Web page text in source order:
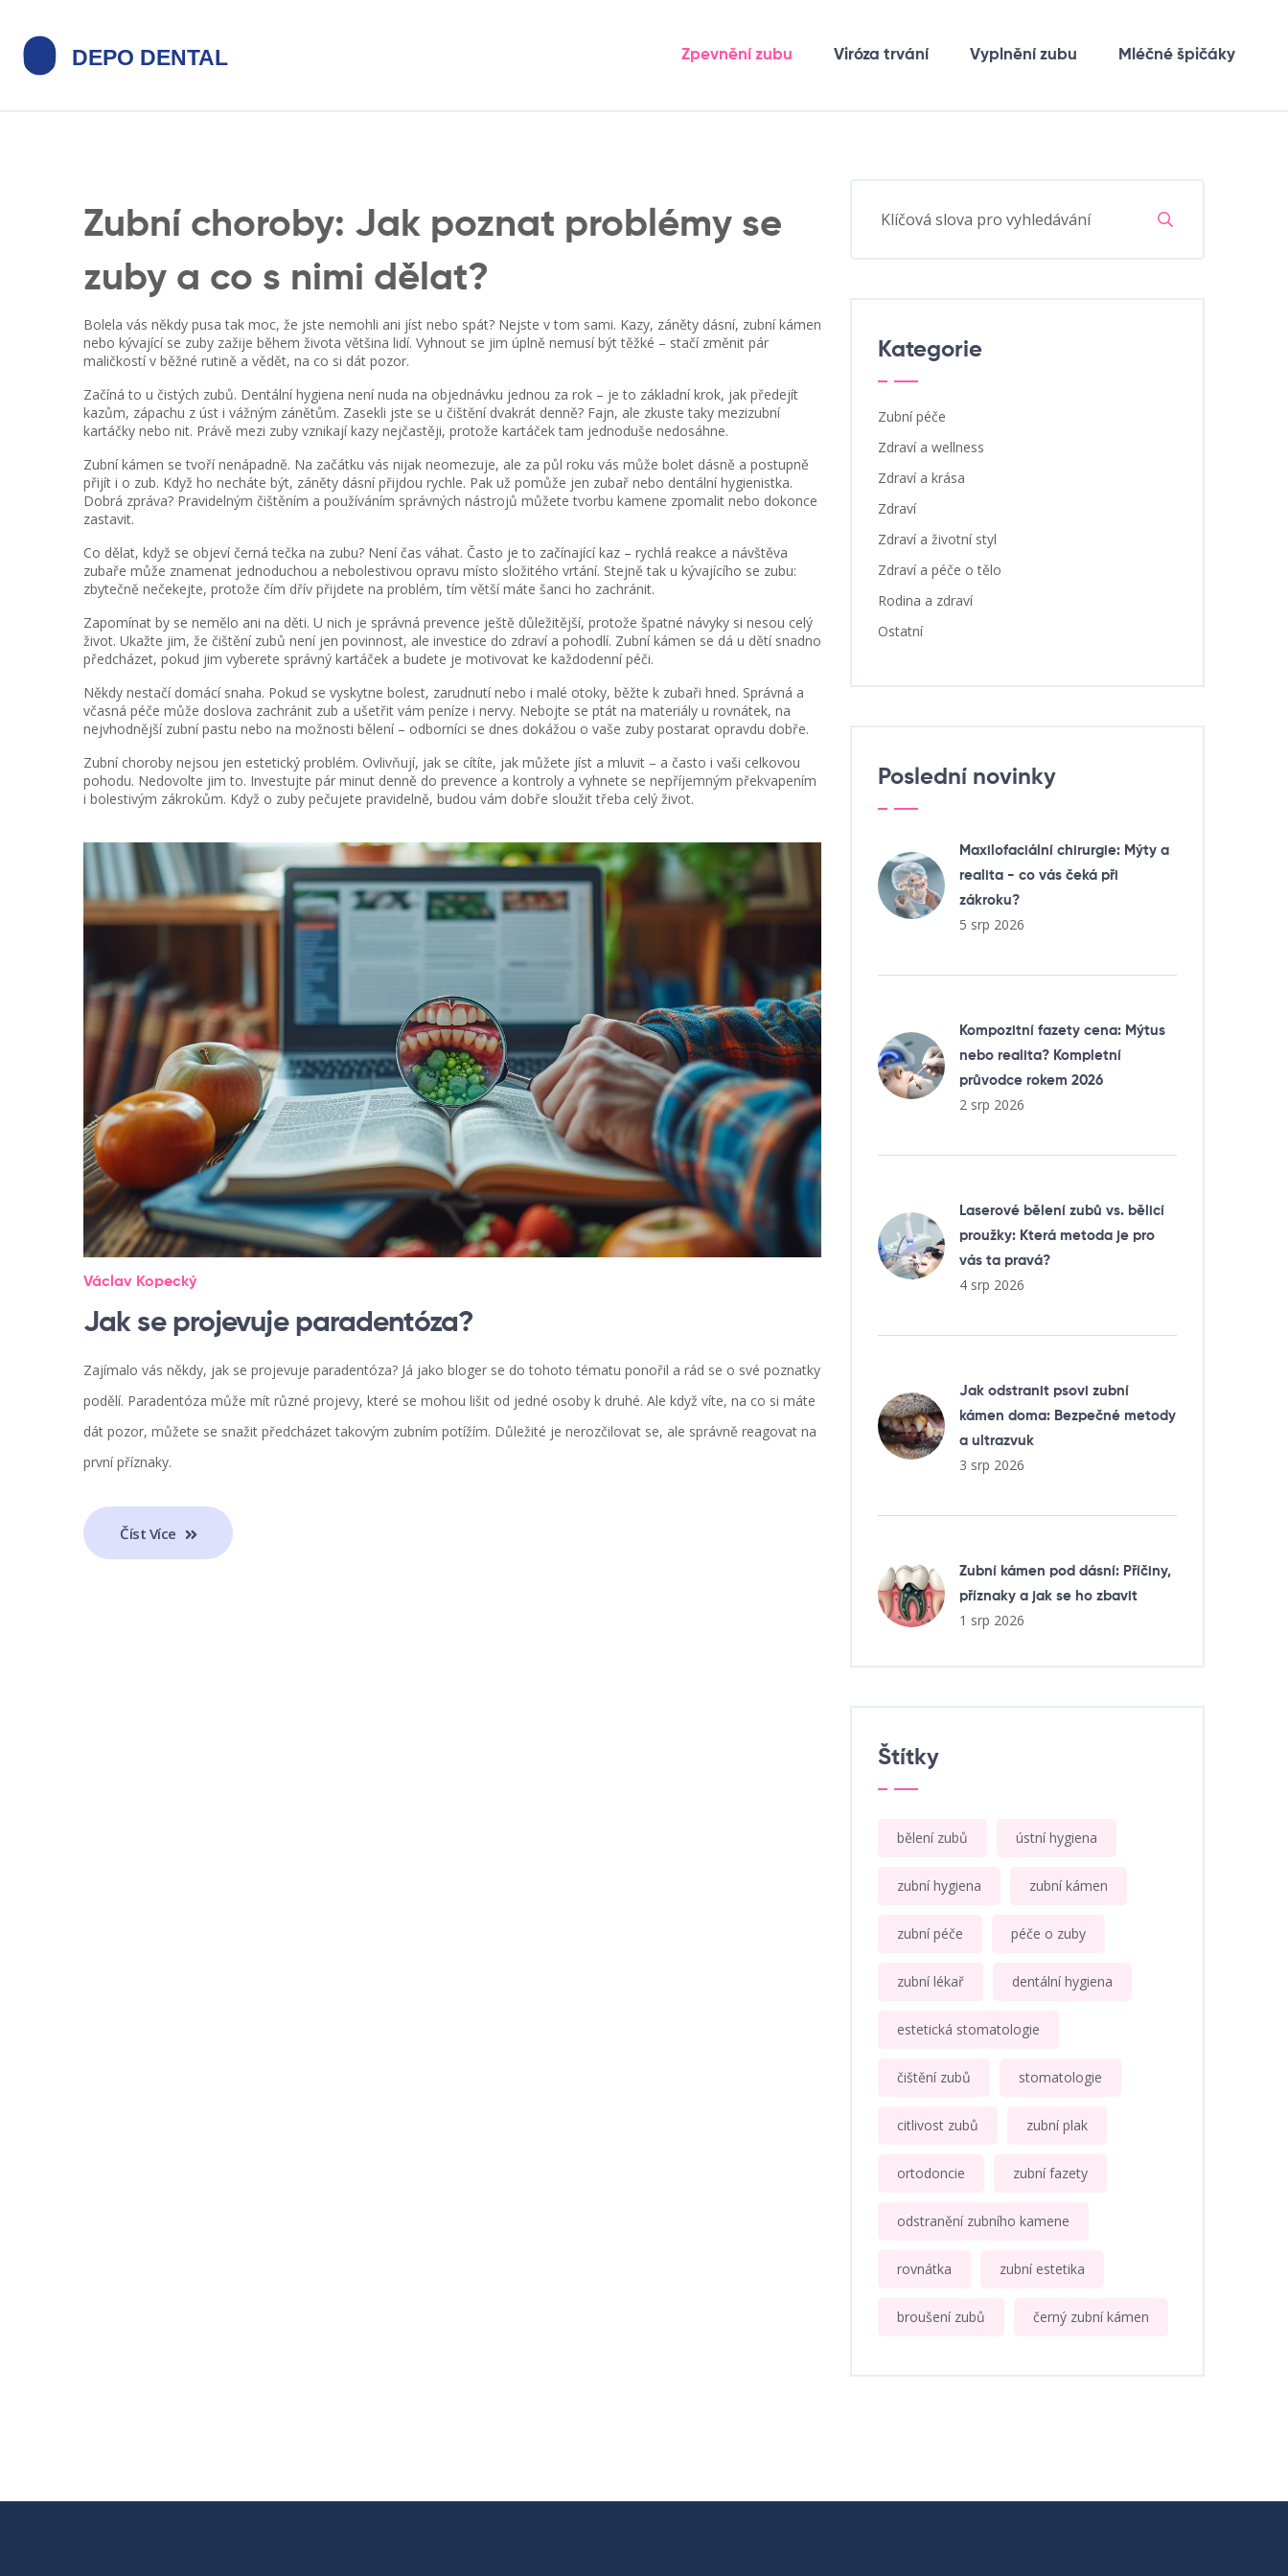
Zpevnění zubu Viróza trvání Vyplnění zubu Mléčné špičáky
Zubní choroby: Jak poznat problémy se
zuby a co s nimi dělat?
Bolela vás někdy pusa tak moc, že jste nemohli ani jíst nebo spát? Nejste v tom sami. Kazy, záněty dásní, zubní kámen
nebo kývající se zuby zažije během života většina lidí. Vyhnout se jim úplně nemusí být těžké – stačí změnit pár
maličkostí v běžné rutině a vědět, na co si dát pozor.
Začíná to u čistých zubů. Dentální hygiena není nuda na objednávku jednou za rok – je to základní krok, jak předejít
kazům, zápachu z úst i vážným zánětům. Zasekli jste se u čištění dvakrát denně? Fajn, ale zkuste taky mezizubní
kartáčky nebo nit. Právě mezi zuby vznikají kazy nejčastěji, protože kartáček tam jednoduše nedosáhne.
Zubní kámen se tvoří nenápadně. Na začátku vás nijak neomezuje, ale za půl roku vás může bolet dásně a postupně
přijít i o zub. Když ho necháte být, záněty dásní přijdou rychle. Pak už pomůže jen zubař nebo dentální hygienistka.
Dobrá zpráva? Pravidelným čištěním a používáním správných nástrojů můžete tvorbu kamene zpomalit nebo dokonce
zastavit.
Co dělat, když se objeví černá tečka na zubu? Není čas váhat. Často je to začínající kaz – rychlá reakce a návštěva
zubaře může znamenat jednoduchou a nebolestivou opravu místo složitého vrtání. Stejně tak u kývajícího se zubu:
zbytečně nečekejte, protože čím dřív přijdete na problém, tím větší máte šanci ho zachránit.
Zapomínat by se nemělo ani na děti. U nich je správná prevence ještě důležitější, protože špatné návyky si nesou celý
život. Ukažte jim, že čištění zubů není jen povinnost, ale investice do zdraví a pohodlí. Zubní kámen se dá u dětí snadno
předcházet, pokud jim vyberete správný kartáček a budete je motivovat ke každodenní péči.
Někdy nestačí domácí snaha. Pokud se vyskytne bolest, zarudnutí nebo i malé otoky, běžte k zubaři hned. Správná a
včasná péče může doslova zachránit zub a ušetřit vám peníze i nervy. Nebojte se ptát na materiály u rovnátek, na
nejvhodnější zubní pastu nebo na možnosti bělení – odborníci se dnes dokážou o vaše zuby postarat opravdu dobře.
Zubní choroby nejsou jen estetický problém. Ovlivňují, jak se cítíte, jak můžete jíst a mluvit – a často i vaši celkovou
pohodu. Nedovolte jim to. Investujte pár minut denně do prevence a kontroly a vyhnete se nepříjemným překvapením
i bolestivým zákrokům. Když o zuby pečujete pravidelně, budou vám dobře sloužit třeba celý život.
Václav Kopecký
Jak se projevuje paradentóza?
Zajímalo vás někdy, jak se projevuje paradentóza? Já jako bloger se do tohoto tématu ponořil a rád se o své poznatky
podělí. Paradentóza může mít různé projevy, které se mohou lišit od jedné osoby k druhé. Ale když víte, na co si máte
dát pozor, můžete se snažit předcházet takovým zubním potížím. Důležité je nerozčilovat se, ale správně reagovat na
první příznaky.
Číst Více
Kategorie
Zubní péče
Zdraví a wellness
Zdraví a krása
Zdraví
Zdraví a životní styl
Zdraví a péče o tělo
Rodina a zdraví
Ostatní
Poslední novinky
Maxilofaciální chirurgie: Mýty a
realita - co vás čeká při
zákroku?
5 srp 2026
Kompozitní fazety cena: Mýtus
nebo realita? Kompletní
průvodce rokem 2026
2 srp 2026
Laserové bělení zubů vs. bělicí
proužky: Která metoda je pro
vás ta pravá?
4 srp 2026
Jak odstranit psovi zubní
kámen doma: Bezpečné metody
a ultrazvuk
3 srp 2026
Zubní kámen pod dásní: Příčiny,
příznaky a jak se ho zbavit
1 srp 2026
Štítky
bělení zubů ústní hygiena
zubní hygiena zubní kámen
zubní péče péče o zuby
zubní lékař dentální hygiena
estetická stomatologie
čištění zubů stomatologie
citlivost zubů zubní plak
ortodoncie zubní fazety
odstranění zubního kamene
rovnátka zubní estetika
broušení zubů černý zubní kámen